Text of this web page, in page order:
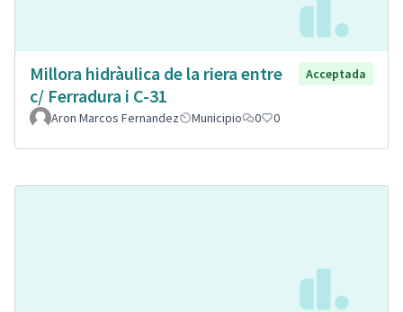
Millora hidràulica de la riera entre
c/ Ferradura i C-31
Acceptada
Aron Marcos Fernandez Municipio 0 0